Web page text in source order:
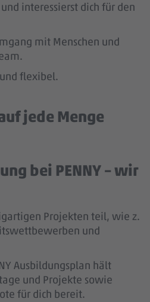
und interessierst dich für den
mit Menschen und
flexibel.
jede Menge
bei PENNY – wir
Projekten teil, wie z.
und
Ausbildungsplan hält
und Projekte sowie
für dich bereit.